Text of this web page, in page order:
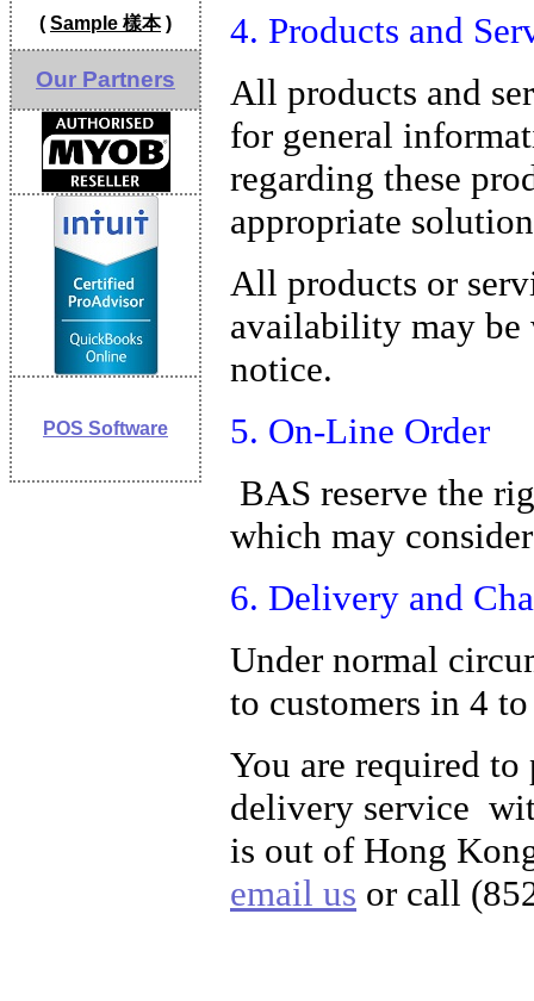
( Sample 樣本)
Our Partners
POS Software
4. Products and
All products and
for general
regarding these
appropriate
All products or
availability may
notice.
5. On-Line Order
BAS reserve the
which may
6. Delivery and
Under normal
to customers in 4
You are required
delivery service
is out of Hong
email us or call